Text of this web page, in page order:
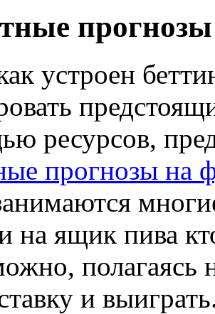
прогнозы
устроен
ресурсов,
прогнозы на
на ящик пива
полагаясь
и